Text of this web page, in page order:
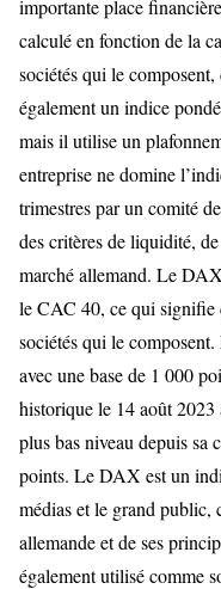
importante place
calculé en fonction de la
sociétés qui le
également un indice
mais il utilise un
entreprise ne domine
trimestres par un comité
des critères de liquidité,
marché allemand. Le
le CAC 40, ce qui signifie
sociétés qui le
avec une base de 1 000
historique le 14 août
plus bas niveau depuis sa
points. Le DAX est un
médias et le grand public,
allemande et de ses
également utilisé comme